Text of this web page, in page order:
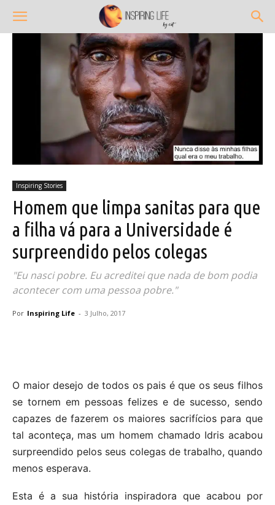
Inspiring Stories
Homem que limpa sanitas para que
a filha vá para a Universidade é
surpreendido pelos colegas
"Eu nasci pobre. Eu acreditei que nada de bom podia
acontecer com uma pessoa pobre."
Por Inspiring Life - 3 Julho, 2017
O maior desejo de todos os pais é que os seus filhos
se tornem em pessoas felizes e de sucesso, sendo
capazes de fazerem os maiores sacrifícios para que
tal aconteça, mas um homem chamado Idris acabou
surpreendido pelos seus colegas de trabalho, quando
menos esperava.
Esta é a sua história inspiradora que acabou por